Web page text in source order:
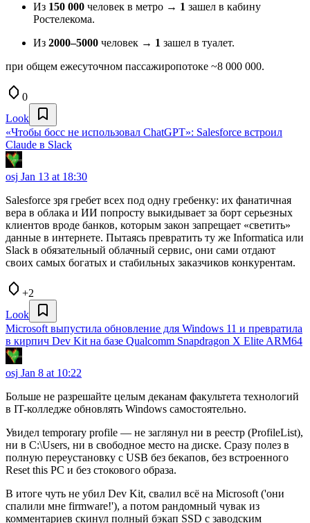
Из 150 000 человек в метро → 1 зашел в кабину
Ростелекома.
Из 2000–5000 человек → 1 зашел в туалет.
при общем ежесуточном пассажиропотоке ~8 000 000.
0
Look
«Чтобы босс не использовал ChatGPT»: Salesforce встроил
Claude в Slack
osj Jan 13 at 18:30
Salesforce зря гребет всех под одну гребенку: их фанатичная
вера в облака и ИИ попросту выкидывает за борт серьезных
клиентов вроде банков, которым закон запрещает «светить»
данные в интернете. Пытаясь превратить ту же Informatica или
Slack в обязательный облачный сервис, они сами отдают
своих самых богатых и стабильных заказчиков конкурентам.
+2
Look
Microsoft выпустила обновление для Windows 11 и превратила
в кирпич Dev Kit на базе Qualcomm Snapdragon X Elite ARM64
osj Jan 8 at 10:22
Больше не разрешайте целым деканам факультета технологий
в IT-колледже обновлять Windows самостоятельно.
Увидел temporary profile — не заглянул ни в реестр (ProfileList),
ни в C:\Users, ни в свободное место на диске. Сразу полез в
полную переустановку с USB без бекапов, без встроенного
Reset this PC и без стокового образа.
В итоге чуть не убил Dev Kit, свалил всё на Microsoft ('они
спалили мне firmware!'), а потом рандомный чувак из
комментариев скинул полный бэкап SSD с заводским